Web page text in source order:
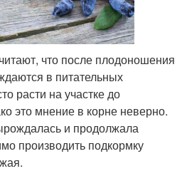
что после плодоношения
в питательных
расти на участке до
это мнение в корне неверно.
и продолжала
производить подкормку